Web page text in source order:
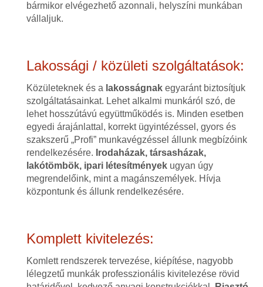
bármikor elvégezhető azonnali, helyszíni munkában
vállaljuk.
Lakossági / közületi szolgáltatások:
Közületeknek és a lakosságnakegyaránt biztosítjuk
szolgáltatásainkat. Lehet alkalmi munkáról szó, de
lehet hosszútávú együttműködés is. Minden esetben
egyedi árajánlattal, korrekt ügyintézéssel, gyors és
szakszerű „Profi” munkavégzéssel állunk megbízóink
rendelkezésére. Irodaházak, társasházak,
lakótömbök, ipari létesítményekugyan úgy
megrendelőink, mint a magánszemélyek. Hívja
központunk és állunk rendelkezésére.
Komplett kivitelezés:
Komlett rendszerek tervezése, kiépítése, nagyobb
lélegzetű munkák professzionális kivitelezése rövid